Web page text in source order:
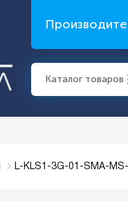
Каталог товаров
L-KLS1-3G-01-SMA-